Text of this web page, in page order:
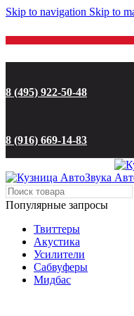
Skip to navigation Skip to
8 (495) 922-50-48
8 (916) 669-14-83
Популярные запросы
Твиттеры
Акустика
Усилители
Сабвуферы
Мидбас